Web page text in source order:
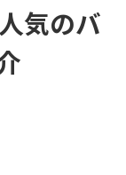
気のバ